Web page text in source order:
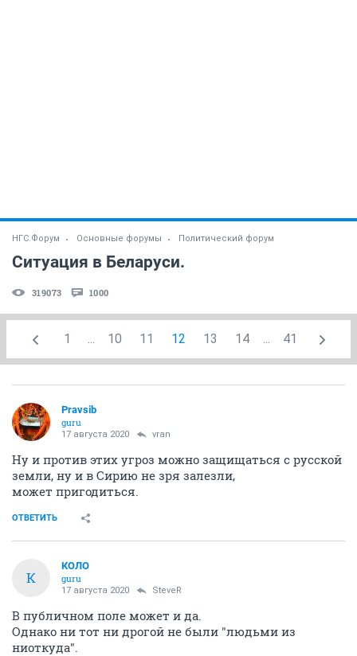
НГС.Форум Основные форумы Политический форум
Ситуация в Беларуси.
319073 1000
1 10 11 12 13 14 41
Pravsib
guru
17 августа 2020 vran
Ну и против этих угроз можно защищаться с русской
земли, ну и в Сирию не зря залезли,
может пригодиться.
ОТВЕТИТЬ
К
КОЛО
guru
17 августа 2020 SteveR
В публичном поле может и да.
Однако ни тот ни дрогой не были "людьми из
ниоткуда".